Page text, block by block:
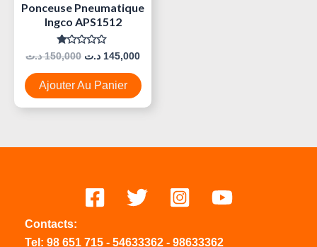
Ponceuse Pneumatique
Ingco APS1512
Note
0
Sur
5
150,000 د.ت 145,000 د.ت
Ajouter Au Panier
Contacts:
Tel: 98 651 715 - 54633362 - 98633362